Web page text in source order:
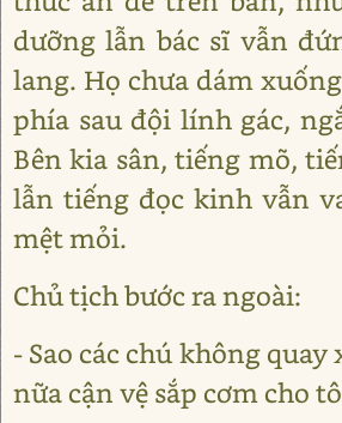
dưỡng lẫn bác sĩ vẫn
lang. Họ chưa dám
phía sau đội lính gác,
Bên kia sân, tiếng mõ,
lẫn tiếng đọc kinh vẫn
mệt mỏi.
Chủ tịch bước ra ngoài:
- Sao các chú không
nữa cận vệ sắp cơm cho